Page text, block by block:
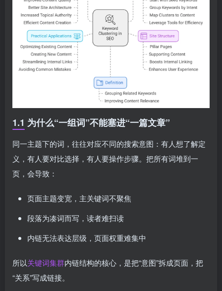
1.1 为什么“一组词”不能塞进“一篇文章”
同一主题下的词，往往对应不同的搜索意图：有人想了解定
义，有人要对比选择，有人要操作步骤。把所有词堆到一
页，会导致：
页面主题变宽，主关键词不聚焦
段落为凑词而写，读者难扫读
内链无法表达层级，页面权重难集中
所以关键词集群内链结构的核心，是把“意图”拆成页面，把
“关系”写成链接。